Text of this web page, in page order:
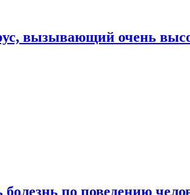
вызывающий очень
по поведению